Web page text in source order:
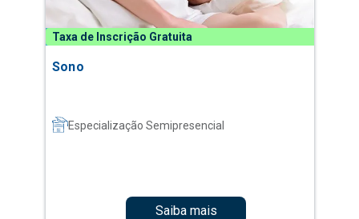
Taxa de Inscrição Gratuita
Sono
Especialização Semipresencial
Saiba mais